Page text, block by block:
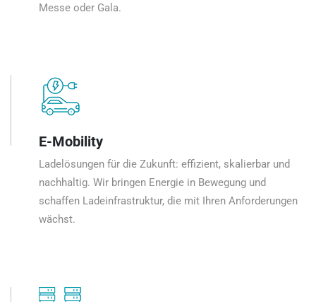
Messe oder Gala.
E-Mobility
Ladelösungen für die Zukunft: effizient, skalierbar und
nachhaltig. Wir bringen Energie in Bewegung und
schaffen Ladeinfrastruktur, die mit Ihren Anforderungen
wächst.